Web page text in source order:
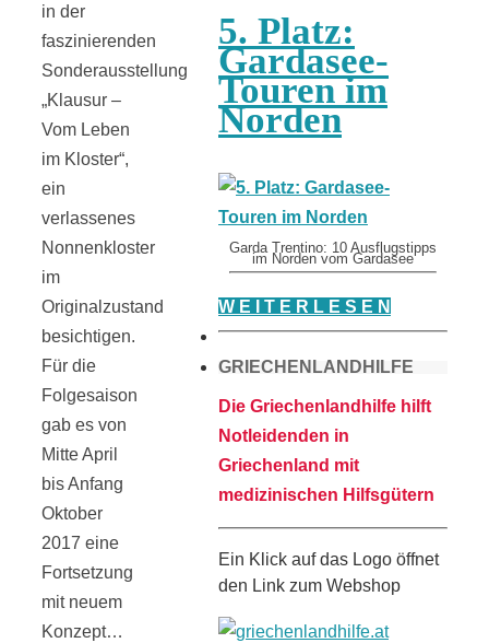
in der
faszinierenden
Sonderausstellung
„Klausur –
Vom Leben
im Kloster“,
ein
verlassenes
Nonnenkloster
im
Originalzustand
besichtigen.
Für die
Folgesaison
gab es von
Mitte April
bis Anfang
Oktober
2017 eine
Fortsetzung
mit neuem
Konzept…
5. Platz:
Gardasee-
Touren im
Norden
Garda Trentino: 10 Ausflugstipps
im Norden vom Gardasee
W E I T E R L E S E N
GRIECHENLANDHILFE
Die Griechenlandhilfe hilft
Notleidenden in
Griechenland mit
medizinischen Hilfsgütern
Ein Klick auf das Logo öffnet
den Link zum Webshop